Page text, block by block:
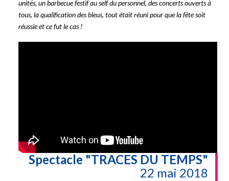
unités, un barbecue festif au self du personnel, des concerts ouverts à
tous, la qualification des bleus, tout était réuni pour que la fête soit
réussie et ce fut le cas !
Spectacle "TRACES DU TEMPS"
22 mai 2018